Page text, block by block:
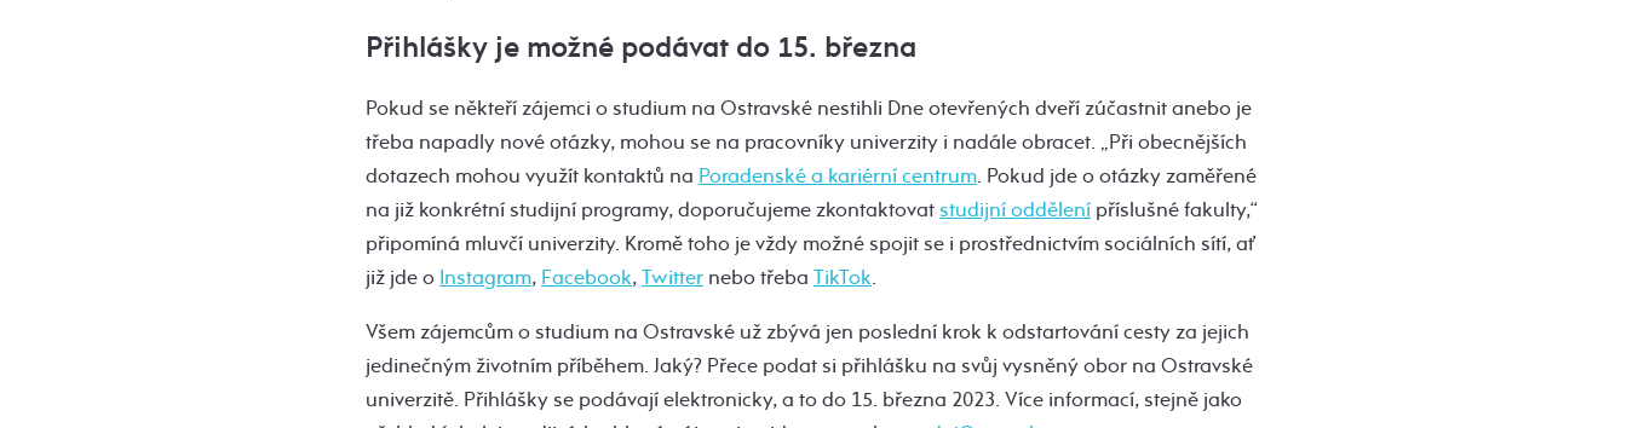
Přihlášky je možné podávat do 15. března
Pokud se někteří zájemci o studium na Ostravské nestihli Dne otevřených dveří zúčastnit anebo je
třeba napadly nové otázky, mohou se na pracovníky univerzity i nadále obracet. „Při obecnějších
dotazech mohou využít kontaktů na Poradenské a kariérní centrum. Pokud jde o otázky zaměřené
na již konkrétní studijní programy, doporučujeme zkontaktovatstudijní oddělení příslušné fakulty,“
připomíná mluvčí univerzity. Kromě toho je vždy možné spojit se i prostřednictvím sociálních sítí, ať
již jde o Instagram, Facebook,Twitter nebo třeba TikTok.
Všem zájemcům o studium na Ostravské už zbývá jen poslední krok k odstartování cesty za jejich
jedinečným životním příběhem. Jaký? Přece podat si přihlášku na svůj vysněný obor na Ostravské
univerzitě. Přihlášky se podávají elektronicky, a to do 15. března 2023. Více informací, stejně jako